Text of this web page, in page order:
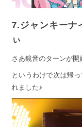
7.ジャンキーナ
ぃ
さあ鏡音のターンが開
というわけで次は帰
れました♪